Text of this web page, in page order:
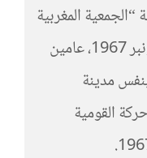
المغربية
للبحث والتبادل الثقافي” 10 نونبر 1967، عامين
23 مارس 1965، بنفس مدينة
القومية